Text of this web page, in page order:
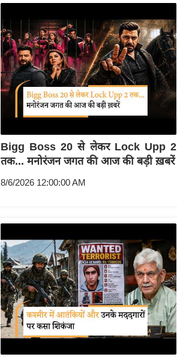
Bigg Boss 20 से लेकर Lock Upp 2
तक... मनोरंजन जगत की आज की बड़ी ख़बरें
8/6/2026 12:00:00 AM